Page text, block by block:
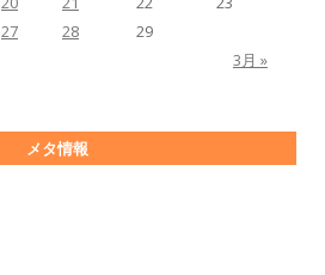
3月 »
27 28 29
メタ情報